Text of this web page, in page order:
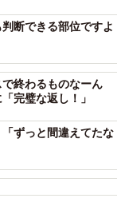
このようなもの
、体を細かく
なぜ入ってくるの
断できる部位ですよ
で終わるものなーん
完璧な返し！」
ずっと間違えてたな